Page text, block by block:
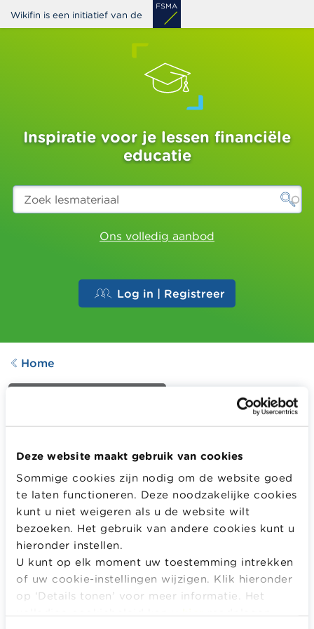
Deze website maakt gebruik van cookies
Sommige cookies zijn nodig om de website goed
te laten functioneren. Deze noodzakelijke cookies
kunt u niet weigeren als u de website wilt
bezoeken. Het gebruik van andere cookies kunt u
hieronder instellen.
U kunt op elk moment uw toestemming intrekken
of uw cookie-instellingen wijzigen. Klik hieronder
op ‘Details tonen’ voor meer informatie. Het
Overslaan
en
Wikifin is een initiatief van de
Inspiratie voor je lessen financiële
educatie
Zoek
lesmateriaal
Ons volledig aanbod
Log in | Registreer
Home
Lenen - nuttige informatie
Aangepast op21.09.2022
735
downloads
Achtergrondinformatie voor de leerkracht rond het
thema Lenen.
Meer informatie
MELD JE AAN OF REGISTREER OM DIT LESMATERIAAL